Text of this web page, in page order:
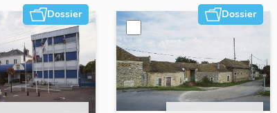
Dossier Dossier